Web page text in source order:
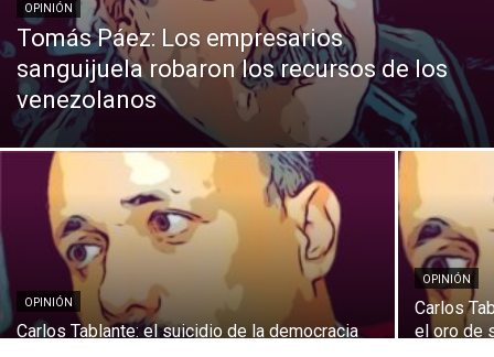
OPINIÓN
Tomás Páez: Los empresarios
sanguijuela robaron los recursos de los
venezolanos
OPINIÓN
Carlos Tablante: el suicidio de la democracia
OPINIÓN
Carlos
el oro de